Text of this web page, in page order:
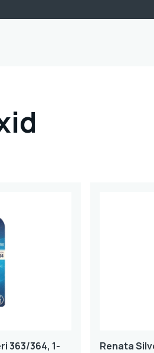
363/364, 1-
Renata